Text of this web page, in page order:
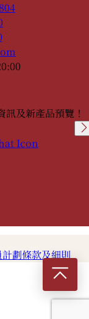
及新產品預覽！
this field
計劃條款及細則